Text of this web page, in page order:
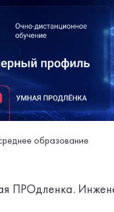
образование
ПРОдленка.